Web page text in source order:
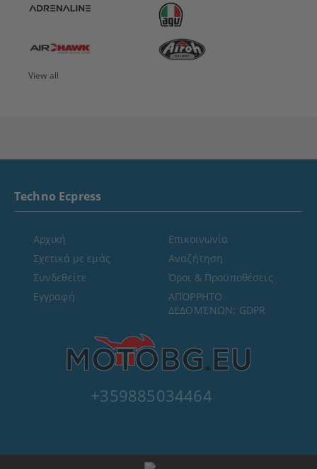
View all
+359885034464
Techno Ecpress
Αρχική
Σχετικά με εμάς
Συνδεθείτε
Εγγραφή
Επικοινωνία
Αναζήτηση
Όροι & Προϋποθέσεις
ΑΠΌΡΡΗΤΟ
ΔΕΔΟΜΈΝΩΝ: GDPR